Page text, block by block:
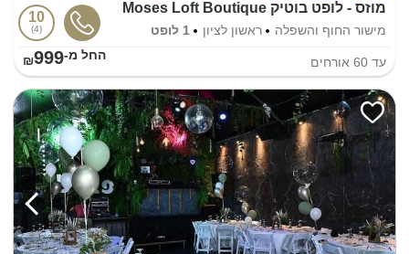
מוזס - לופט בוטיק Moses Loft Boutique
מישור החוף והשפלה ראשון לציון 1 לופט
10
4
עד 60 אורחים החל מ-₪999